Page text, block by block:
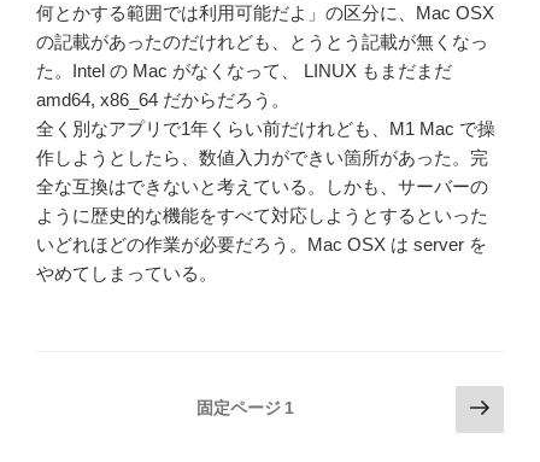
何とかする範囲では利用可能だよ」の区分に、Mac OSX
の記載があったのだけれども、とうとう記載が無くなっ
た。Intel の Mac がなくなって、 LINUX もまだまだ
amd64, x86_64 だからだろう。
全く別なアプリで1年くらい前だけれども、M1 Mac で操
作しようとしたら、数値入力ができい箇所があった。完
全な互換はできないと考えている。しかも、サーバーの
ように歴史的な機能をすべて対応しようとするといった
いどれほどの作業が必要だろう。Mac OSX は server を
やめてしまっている。
固定ページ 1
次
の